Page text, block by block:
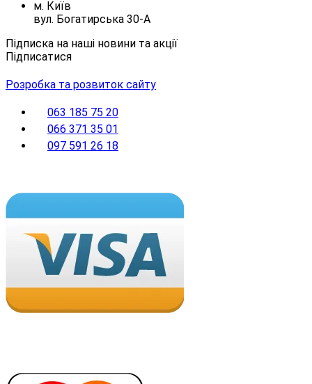
м. Київ
вул. Богатирська 30-А
Підписка на наші новини та акції
Підписатися
Розробка та розвиток сайту
063 185 75 20
066 371 35 01
097 591 26 18